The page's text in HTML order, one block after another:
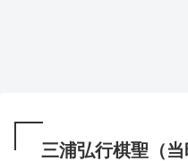
三浦弘行棋聖（